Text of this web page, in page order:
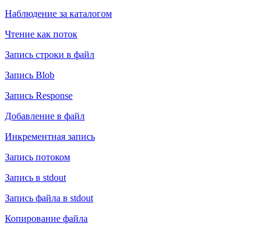
Наблюдение за каталогом
Чтение как поток
Запись строки в файл
Запись Blob
Запись Response
Добавление в файл
Инкрементная запись
Запись потоком
Запись в stdout
Запись файла в stdout
Копирование файла